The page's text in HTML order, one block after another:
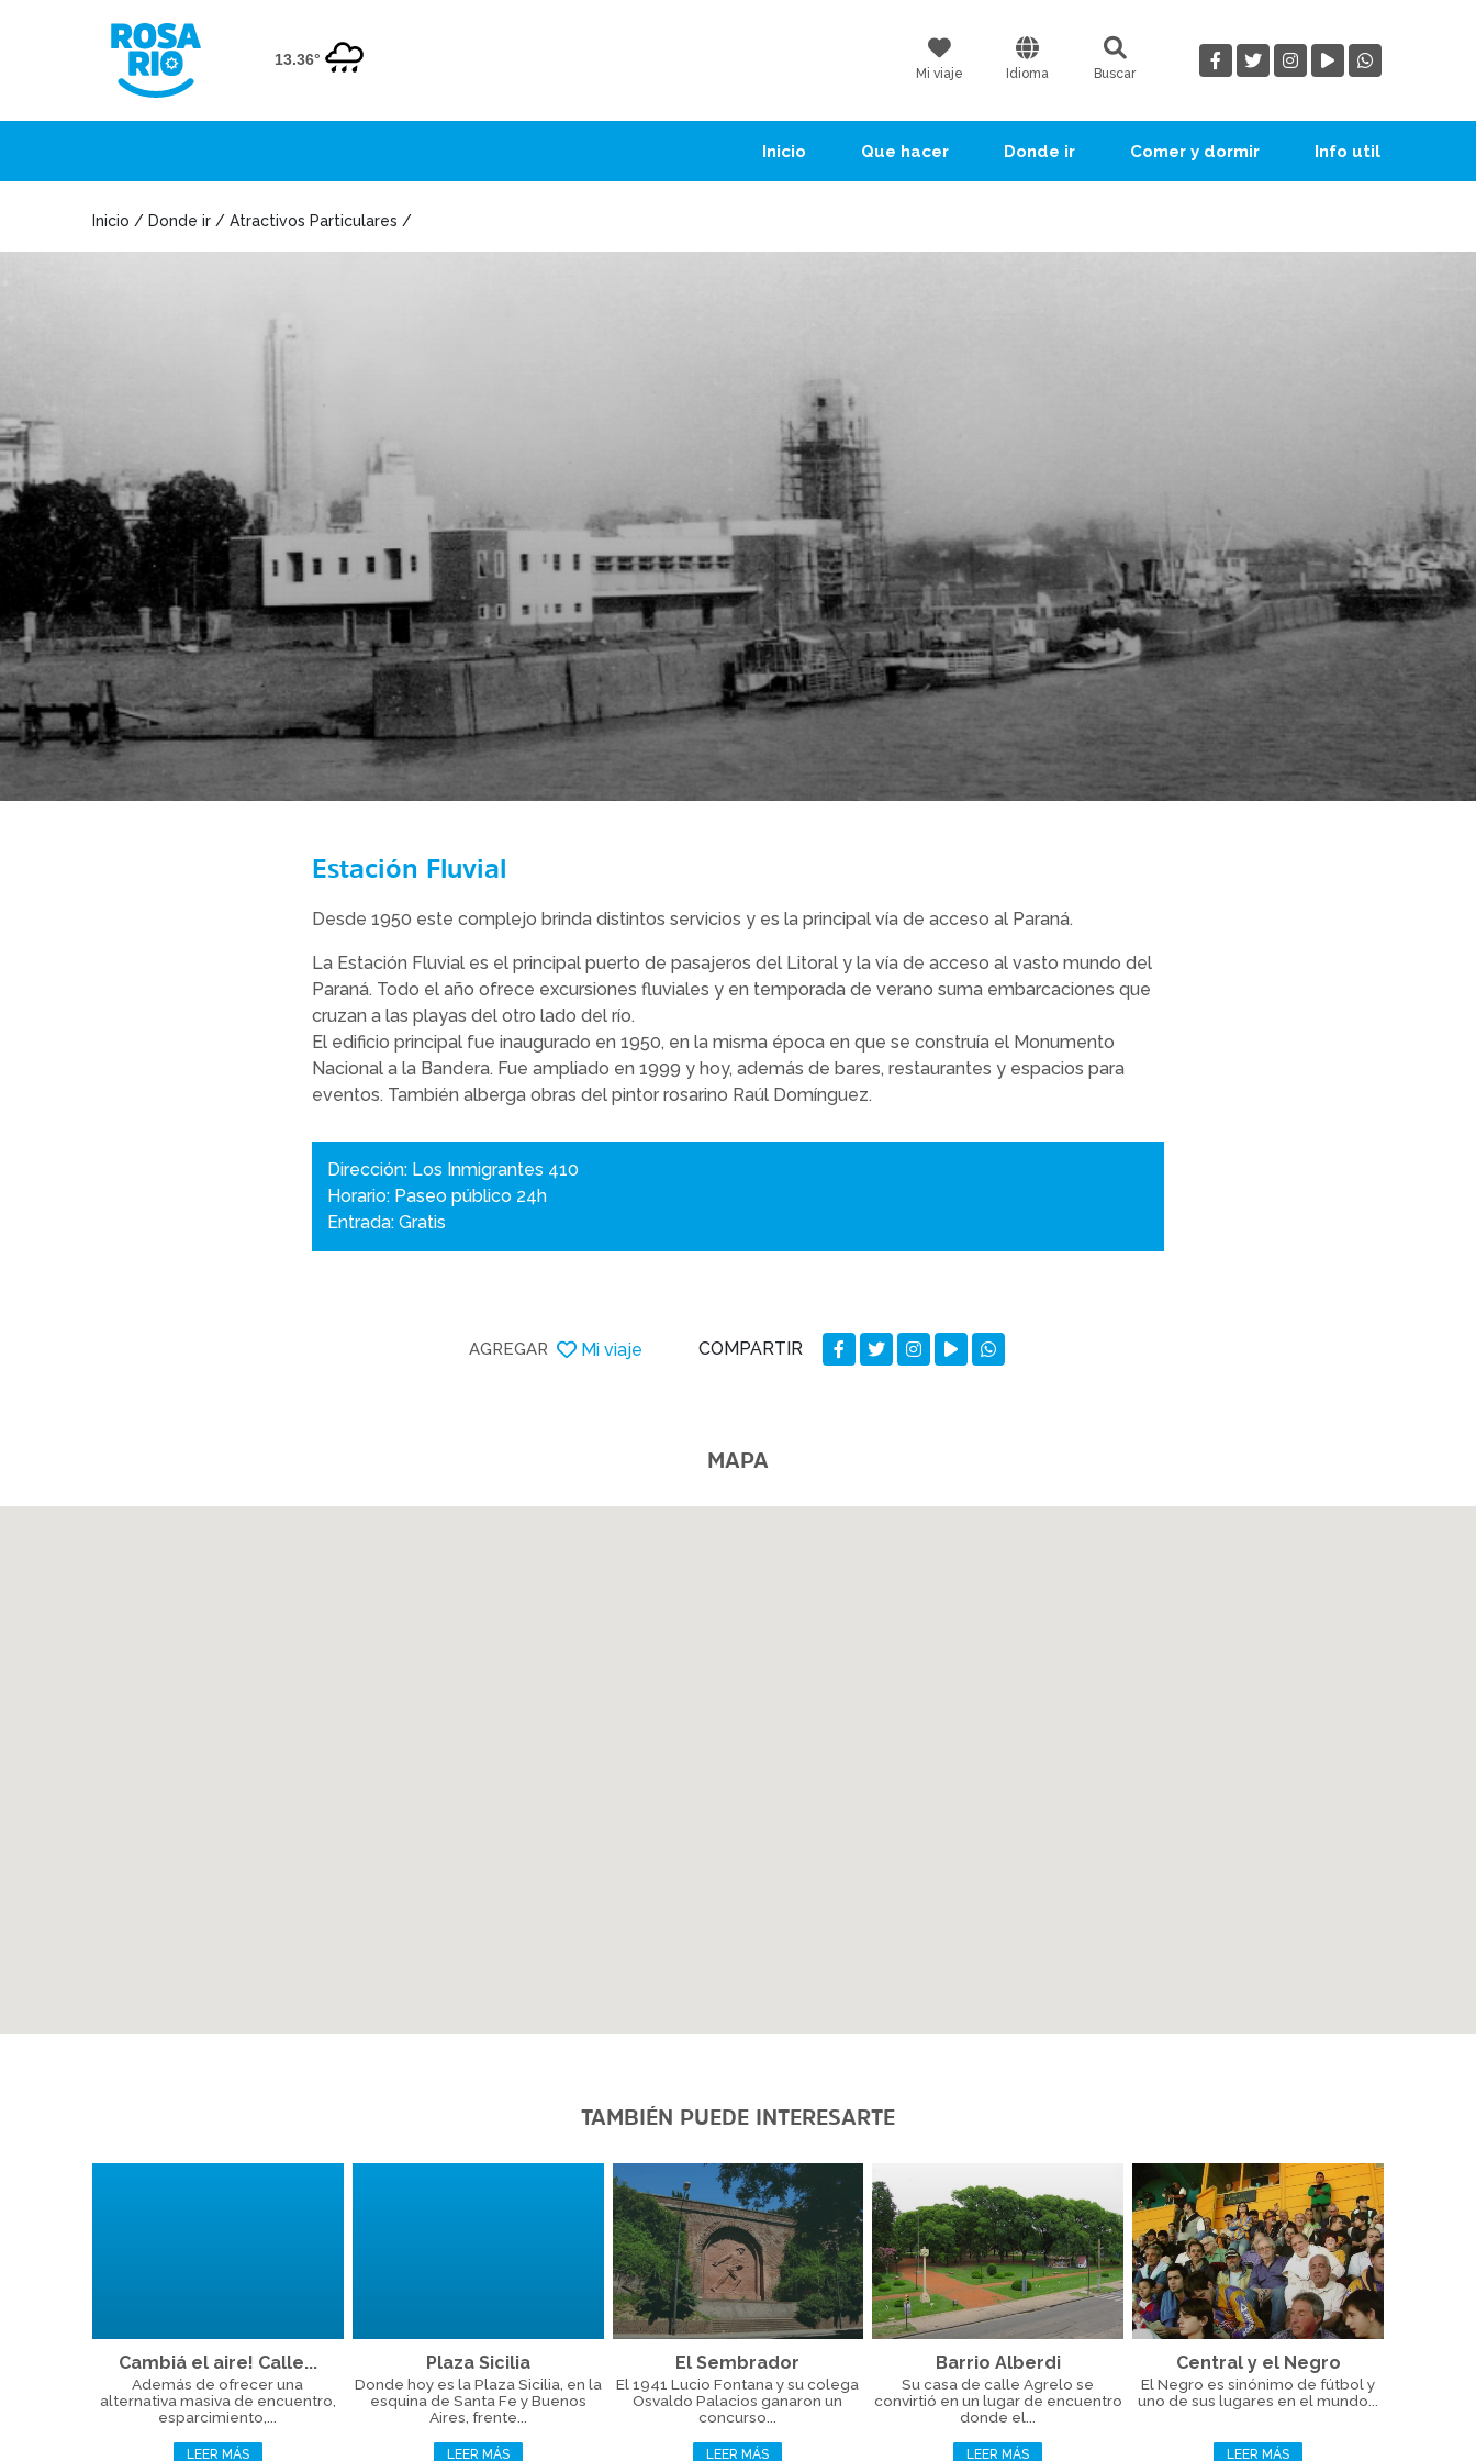
13.36°
Mi viaje Idioma Buscar
Inicio Que hacer Donde ir Comer y dormir Info util
Inicio / Donde ir / Atractivos Particulares /
Estación Fluvial
Desde 1950 este complejo brinda distintos servicios y es la principal vía de acceso al Paraná.
La Estación Fluvial es el principal puerto de pasajeros del Litoral y la vía de acceso al vasto mundo del
Paraná. Todo el año ofrece excursiones fluviales y en temporada de verano suma embarcaciones que
cruzan a las playas del otro lado del río.
El edificio principal fue inaugurado en 1950, en la misma época en que se construía el Monumento
Nacional a la Bandera. Fue ampliado en 1999 y hoy, además de bares, restaurantes y espacios para
eventos. También alberga obras del pintor rosarino Raúl Domínguez.
Dirección: Los Inmigrantes 410
Horario: Paseo público 24h
Entrada: Gratis
AGREGAR Mi viaje COMPARTIR
MAPA
TAMBIÉN PUEDE INTERESARTE
Cambiá el aire! Calle...
Además de ofrecer una
alternativa masiva de encuentro,
esparcimiento,...
LEER MÁS
Plaza Sicilia
Donde hoy es la Plaza Sicilia, en la
esquina de Santa Fe y Buenos
Aires, frente...
LEER MÁS
El Sembrador
El 1941 Lucio Fontana y su colega
Osvaldo Palacios ganaron un
concurso...
LEER MÁS
Barrio Alberdi
Su casa de calle Agrelo se
convirtió en un lugar de encuentro
donde el...
LEER MÁS
Central y el Negro
El Negro es sinónimo de fútbol y
uno de sus lugares en el mundo...
LEER MÁS